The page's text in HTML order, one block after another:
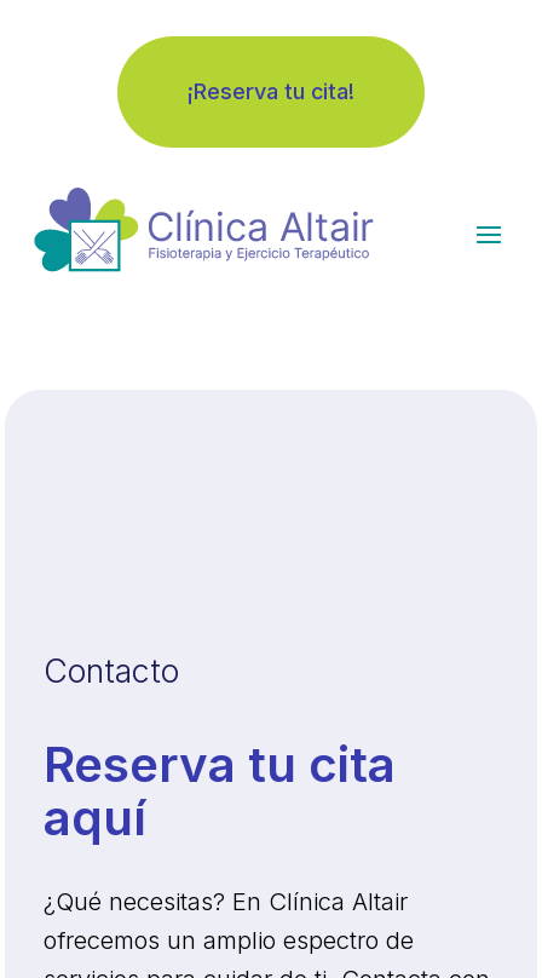
¡Reserva tu cita!
Contacto
Reserva tu cita
aquí
¿Qué necesitas? En Clínica Altair
ofrecemos un amplio espectro de